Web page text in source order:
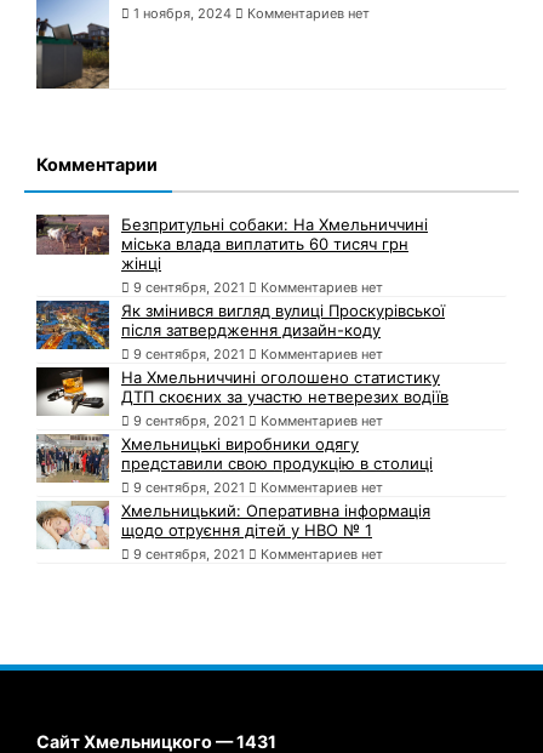
1 ноября, 2024 Комментариев нет
Комментарии
Безпритульні собаки: На Хмельниччині
міська влада виплатить 60 тисяч грн
жінці
9 сентября, 2021 Комментариев нет
Як змінився вигляд вулиці Проскурівської
після затвердження дизайн-коду
9 сентября, 2021 Комментариев нет
На Хмельниччині оголошено статистику
ДТП скоєних за участю нетверезих водіїв
9 сентября, 2021 Комментариев нет
Хмельницькі виробники одягу
представили свою продукцію в столиці
9 сентября, 2021 Комментариев нет
Хмельницький: Оперативна інформація
щодо отруєння дітей у НВО № 1
9 сентября, 2021 Комментариев нет
Сайт Хмельницкого — 1431